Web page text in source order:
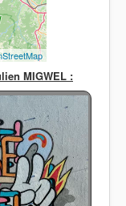
MIGWEL :